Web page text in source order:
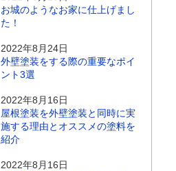
お城のようなお家に仕上げまし
た！
2022年8月24日
外壁塗装をする際の重要なポイ
ント3選
2022年8月16日
屋根塗装を外壁塗装と同時に実
施する理由とオススメの塗料を
紹介
2022年8月16日